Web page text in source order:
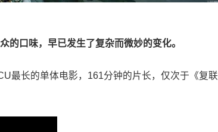
的口味，早已发生了复杂而微妙的变化。
最长的单体电影，161分钟的片长，仅次于《复联